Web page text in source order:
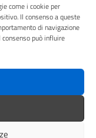
come i cookie per
Il consenso a queste
di navigazione
può influire